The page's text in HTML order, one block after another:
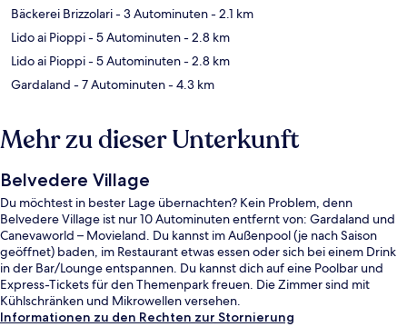
Bäckerei Brizzolari- 3 Autominuten- 2.1 km
Lido ai Pioppi- 5 Autominuten- 2.8 km
Lido ai Pioppi- 5 Autominuten- 2.8 km
Gardaland - 7 Autominuten- 4.3 km
Mehr zu dieser Unterkunft
Belvedere Village
Du möchtest in bester Lage übernachten? Kein Problem, denn
Belvedere Village ist nur 10 Autominuten entfernt von: Gardaland und
Canevaworld – Movieland. Du kannst im Außenpool (je nach Saison
geöffnet) baden, im Restaurant etwas essen oder sich bei einem Drink
in der Bar/Lounge entspannen. Du kannst dich auf eine Poolbar und
Express-Tickets für den Themenpark freuen. Die Zimmer sind mit
Kühlschränken und Mikrowellen versehen.
Informationen zu den Rechten zur Stornierung